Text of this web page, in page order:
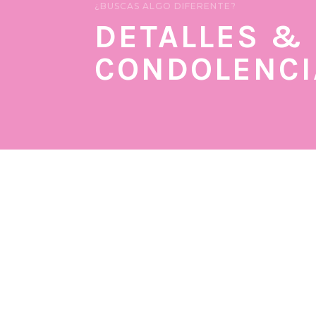
¿BUSCAS ALGO DIFERENTE?
DETALLES &